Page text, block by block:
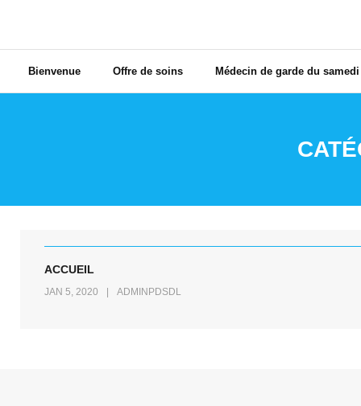
Bienvenue Offre de soins Médecin de garde du
ACCUEIL
JAN 5, 2020 ADMINPDSDL